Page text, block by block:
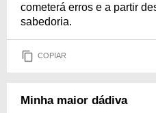
cometerá erros e a partir
sabedoria.
COPIAR
Minha maior dádiva